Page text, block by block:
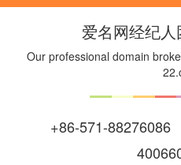
爱名网经纪
Our professional domain
+86-571-